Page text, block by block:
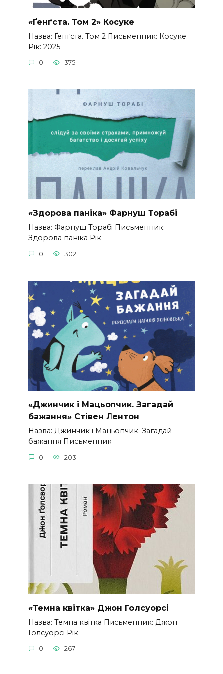
«Ґенґста. Том 2» Косуке
Назва: Ґенґста. Том 2 Письменник: Косуке
Рік: 2025
0 375
«Здорова паніка» Фарнуш Торабі
Назва: Фарнуш Торабі Письменник:
Здорова паніка Рік
0 302
«Джинчик і Мацьопчик. Загадай
бажання» Стівен Лентон
Назва: Джинчик і Мацьопчик. Загадай
бажання Письменник
0 203
«Темна квітка» Джон Голсуорсі
Назва: Темна квітка Письменник: Джон
Голсуорсі Рік
0 267